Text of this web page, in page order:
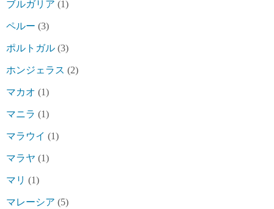
ブルガリア (1)
ペルー (3)
ポルトガル (3)
ホンジェラス (2)
マカオ (1)
マニラ (1)
マラウイ (1)
マラヤ (1)
マリ (1)
マレーシア (5)